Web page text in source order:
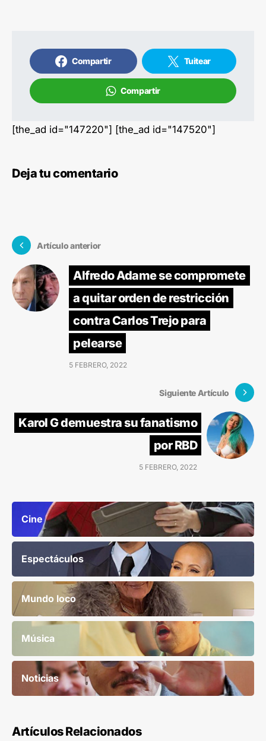
Compartir Tuitear
Compartir
[the_ad id="147220"] [the_ad id="147520"]
Deja tu comentario
Artículo anterior
Alfredo Adame se compromete
a quitar orden de restricción
contra Carlos Trejo para
pelearse
5 FEBRERO, 2022
Siguiente Artículo
Karol G demuestra su fanatismo
por RBD
5 FEBRERO, 2022
Cine
Espectáculos
Mundo loco
Música
Noticias
Artículos Relacionados